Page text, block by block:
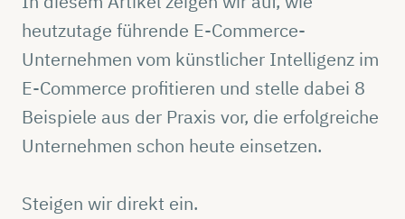
heutzutage führende E-Commerce-
Unternehmen vom künstlicher Intelligenz im
E-Commerce profitieren und stelle dabei 8
Beispiele aus der Praxis vor, die erfolgreiche
Unternehmen schon heute einsetzen.
Steigen wir direkt ein.